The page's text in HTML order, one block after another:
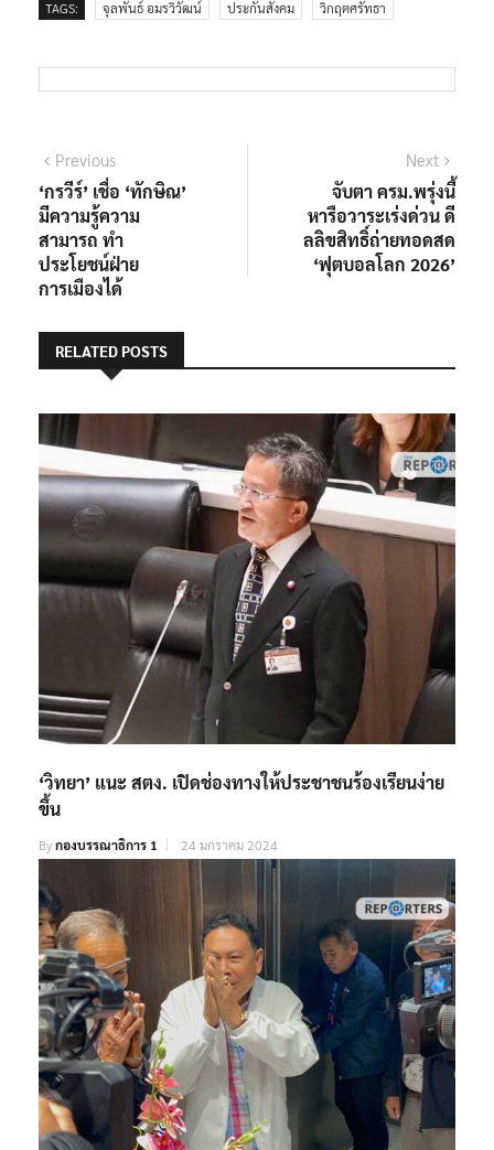
TAGS: จุลพันธ์ อมรวิวัฒน์ ประกันสังคม วิกฤตศรัทธา
แนะแนว
เรื่อง
PreviousPrevious
post:
‘กรวีร์’ เชื่อ ‘ทักษิณ’
มีความรู้ความ
สามารถ ทำ
ประโยชน์ฝ่าย
การเมืองได้
Next
post:
จับตา ครม.พรุ่งนี้
หารือวาระเร่งด่วน ดี
ลลิขสิทธิ์ถ่ายทอดสด
‘ฟุตบอลโลก 2026’
RELATED POSTS
‘วิทยา’ แนะ สตง. เปิดช่องทางให้ประชาชนร้องเรียนง่าย
ขึ้น
Byกองบรรณาธิการ 1 24 มกราคม 2024